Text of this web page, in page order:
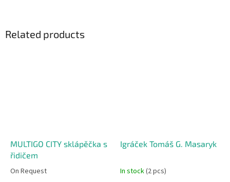
Related products
MULTIGO CITY sklápěčka s
řidičem
On Request
Igráček Tomáš G. Masaryk
In stock(2 pcs)